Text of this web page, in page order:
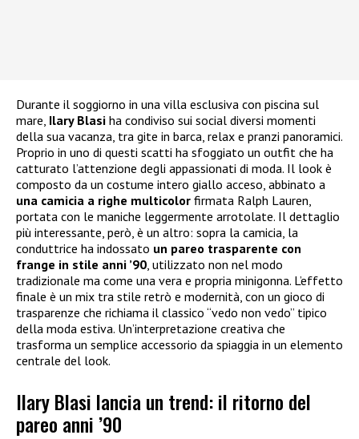
Durante il soggiorno in una villa esclusiva con piscina sul
mare, Ilary Blasi ha condiviso sui social diversi momenti
della sua vacanza, tra gite in barca, relax e pranzi panoramici.
Proprio in uno di questi scatti ha sfoggiato un outfit che ha
catturato l’attenzione degli appassionati di moda. Il look è
composto da un costume intero giallo acceso, abbinato a
una camicia a righe multicolor firmata Ralph Lauren,
portata con le maniche leggermente arrotolate. Il dettaglio
più interessante, però, è un altro: sopra la camicia, la
conduttrice ha indossato un pareo trasparente con
frange in stile anni ’90, utilizzato non nel modo
tradizionale ma come una vera e propria minigonna. L’effetto
finale è un mix tra stile retrò e modernità, con un gioco di
trasparenze che richiama il classico “vedo non vedo” tipico
della moda estiva. Un’interpretazione creativa che
trasforma un semplice accessorio da spiaggia in un elemento
centrale del look.
Ilary Blasi lancia un trend: il ritorno del
pareo anni ’90